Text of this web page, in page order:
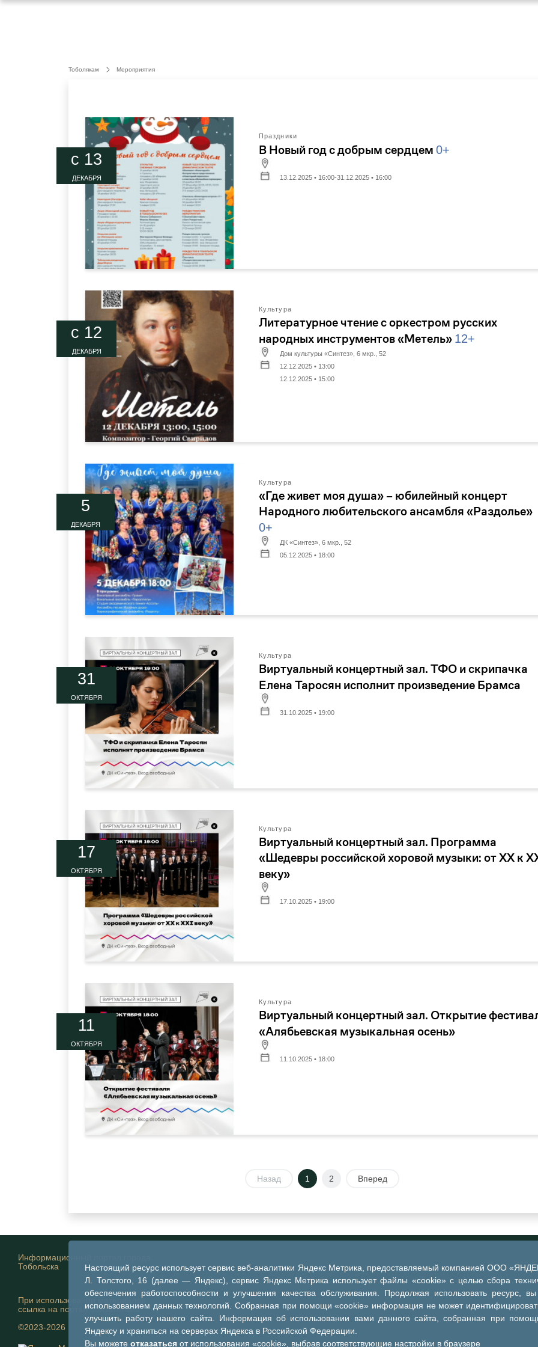
Настоящий ресурс использует сервис веб-аналитики Яндекс Метрика, предоставляемый компанией ООО
Л. Толстого, 16 (далее — Яндекс), сервис Яндекс Метрика использует файлы «cookie» с целью сбора
обеспечения работоспособности и улучшения качества обслуживания. Продолжая использовать ресурс,
использованием данных технологий. Собранная при помощи «cookie» информация не может
улучшить работу нашего сайта. Информация об использовании вами данного сайта, собранная при
Яндексу и храниться на серверах Яндекса в Российской Федерации.
Вы можете отказаться от использования «cookie», выбрав соответствующие настройки в браузере
Тоболякам Мероприятия
c 13
ДЕКАБРЯ
Праздники
В Новый год с добрым сердцем 0+
13.12.2025 • 16:00-31.12.2025 • 16:00
c 12
ДЕКАБРЯ
Культура
Литературное чтение с оркестром русских
народных инструментов «Метель» 12+
Дом культуры «Синтез», 6 мкр., 52
12.12.2025 • 13:00
12.12.2025 • 15:00
5
ДЕКАБРЯ
Культура
«Где живет моя душа» – юбилейный концерт
Народного любительского ансамбля «Раздолье»
0+
ДК «Синтез», 6 мкр., 52
05.12.2025 • 18:00
31
ОКТЯБРЯ
Культура
Виртуальный концертный зал. ТФО и скрипачка
Елена Таросян исполнит произведение Брамса
31.10.2025 • 19:00
17
ОКТЯБРЯ
Культура
Виртуальный концертный зал. Программа
«Шедевры российской хоровой музыки: от XX к
веку»
17.10.2025 • 19:00
11
ОКТЯБРЯ
Культура
Виртуальный концертный зал. Открытие
«Алябьевская музыкальная осень»
11.10.2025 • 18:00
Назад 1 2 Вперед
Информационный портал города
Тобольска
При использовании материалов
ссылка на портал обязательна
©2023-2026